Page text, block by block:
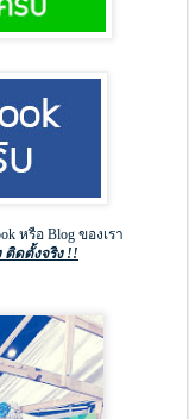
หรือ Blog ของเรา
ติดตั้งจริง !!